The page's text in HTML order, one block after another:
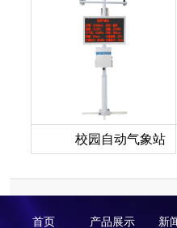
校园自动气象站
首页 产品展示 新